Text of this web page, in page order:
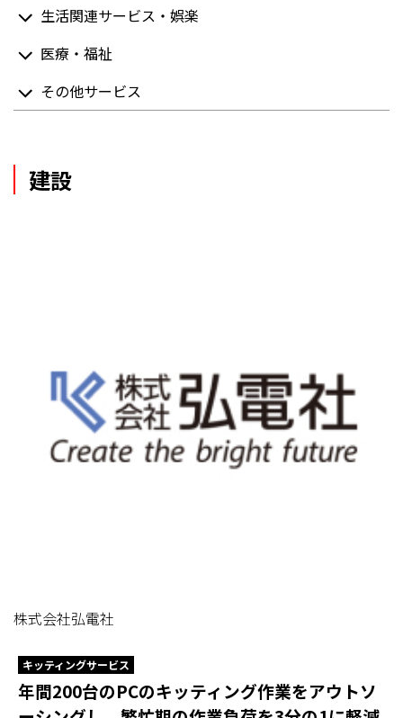
生活関連サービス・娯楽
医療・福祉
その他サービス
建設
株式会社弘電社
キッティングサービス
年間200台のPCのキッティング作業をアウトソ